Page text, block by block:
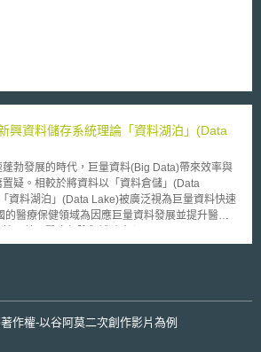
訂立明確規範，盡可能減低包裝容器所產生的潛
產業等三個小組，各有其研究目標： (1)法制
檢驗奈米尺寸物質是否能列入食品添加物之範
微粒之物理與化學性質、評估使用奈米材料對於
試建立奈米包裝材質之生命週期。 即便該
決之道，其仍出於增進對話之目的，以表格整理
產業與政府機關進一步思考問題之方向，並尋求
興資料儲存系統理論「資料湖泊」(Data
發展的時代，巨量資料(Big Data)帶來效率與
疑。相較於將資料以「資料倉儲」(Data
資料湖泊」(Data Lake)被廣泛視為巨量資料快速
CMS)於2013年底建立CMS虛擬研究資料
大醫療保健資料。此種資料倉儲模式會對進入
特定形式以指導後續分析的方式。缺點在於為讓
取格式，各資料版本會被強制整合為特別形式，
作權-以谷阿莫二次創作影片為例